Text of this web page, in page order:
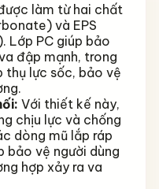
làm từ hai chất
và EPS
Lớp PC giúp bảo
đập mạnh, trong
thụ lực sốc, bảo vệ
Với thiết kế này,
chịu lực và chống
dòng mũ lắp ráp
bảo vệ người dùng
hợp xảy ra va